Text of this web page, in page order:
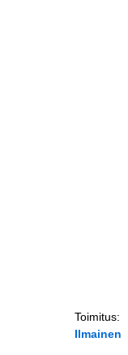
Toimitus:
Ilmainen